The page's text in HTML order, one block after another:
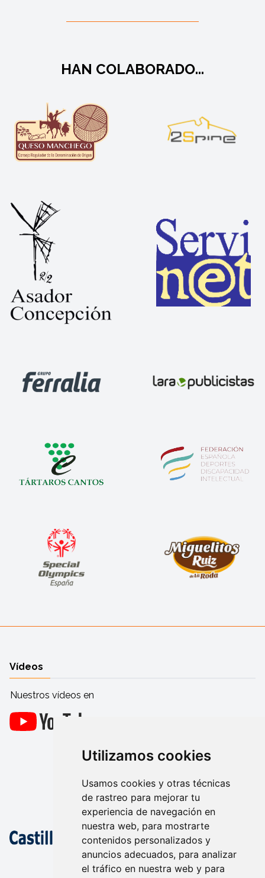
Utilizamos cookies
Usamos cookies y otras técnicas
de rastreo para mejorar tu
experiencia de navegación en
nuestra web, para mostrarte
contenidos personalizados y
anuncios adecuados, para analizar
el tráfico en nuestra web y para
HAN COLABORADO...
Vídeos
Nuestros vídeos en